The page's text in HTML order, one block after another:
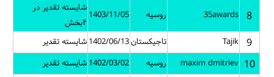
8
35awards روسیه 1403/11/05
شایسته تقدیر در
۴بخش
9
Tajik تاجیکستان1402/06/13شایسته تقدیر
10
maxim dmitriev روسیه 1402/03/02شایسته تقدیر